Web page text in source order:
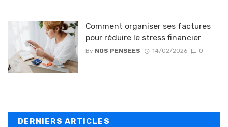
Comment organiser ses factures
pour réduire le stress financier
By NOS PENSEES 14/02/2026 0
DERNIERS ARTICLES